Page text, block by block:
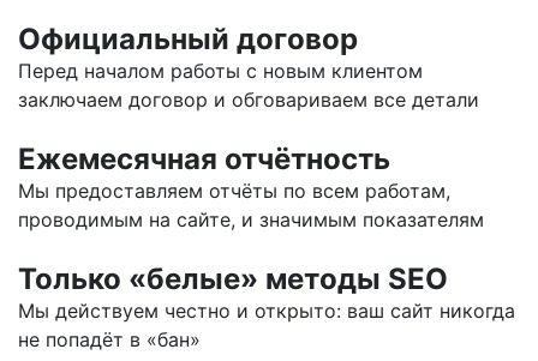
Официальный договор
Перед началом работы с новым клиентом
заключаем договор и обговариваем все детали
Ежемесячная отчётность
Мы предоставляем отчёты по всем работам,
проводимым на сайте, и значимым показателям
Только «белые» методы SEO
Мы действуем честно и открыто: ваш сайт никогда
не попадёт в «бан»